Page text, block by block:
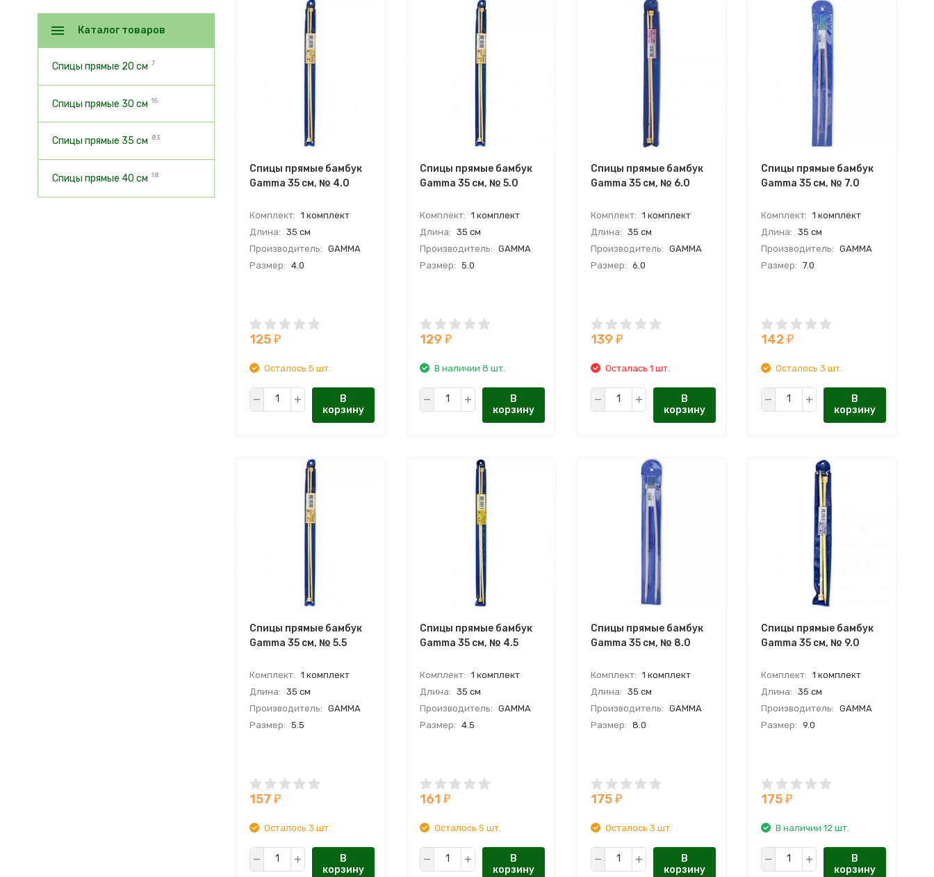
Спицы прямые бамбук
Gamma 35 см, № 4.0
Комплект: 1 комплект
Длина: 35 см
Производитель: GAMMA
Размер: 4.0
125 ₽
Осталось 5 шт.
В
корзину
Спицы прямые бамбук
Gamma 35 см, № 5.0
Комплект: 1 комплект
Длина: 35 см
Производитель: GAMMA
Размер: 5.0
129 ₽
В наличии 8 шт.
В
корзину
Спицы прямые бамбук
Gamma 35 см, № 6.0
Комплект: 1 комплект
Длина: 35 см
Производитель: GAMMA
Размер: 6.0
139 ₽
Осталась 1 шт.
В
корзину
Спицы прямые бамбук
Gamma 35 см, № 7.0
Комплект: 1 комплект
Длина: 35 см
Производитель: GAMMA
Размер: 7.0
142 ₽
Осталось 3 шт.
В
корзину
Спицы прямые бамбук
Gamma 35 см, № 5.5
Комплект: 1 комплект
Длина: 35 см
Производитель: GAMMA
Размер: 5.5
157 ₽
Осталось 3 шт.
В
корзину
Спицы прямые бамбук
Gamma 35 см, № 4.5
Комплект: 1 комплект
Длина: 35 см
Производитель: GAMMA
Размер: 4.5
161 ₽
Осталось 5 шт.
В
корзину
Спицы прямые бамбук
Gamma 35 см, № 8.0
Комплект: 1 комплект
Длина: 35 см
Производитель: GAMMA
Размер: 8.0
175 ₽
Осталось 3 шт.
В
корзину
Спицы прямые бамбук
Gamma 35 см, № 9.0
Комплект: 1 комплект
Длина: 35 см
Производитель: GAMMA
Размер: 9.0
175 ₽
В наличии 12 шт.
В
корзину
Каталог товаров
Спицы прямые 20 см 7
Спицы прямые 30 см 15
Спицы прямые 35 см 83
Спицы прямые 40 см 18